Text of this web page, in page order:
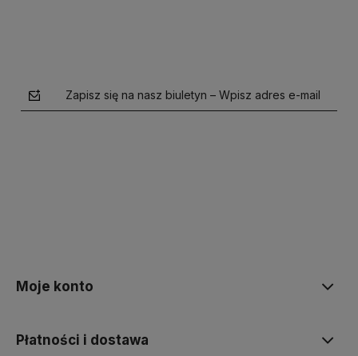
Zapisz się na nasz biuletyn – Wpisz adres e-mail
Moje konto
Płatności i dostawa